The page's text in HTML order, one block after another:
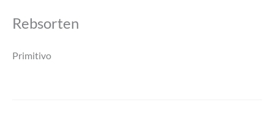
Rebsorten
Primitivo